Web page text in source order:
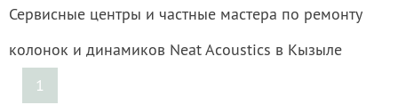
Сервисные центры и частные мастера по ремонту
колонок и динамиков Neat Acoustics в Кызыле
1